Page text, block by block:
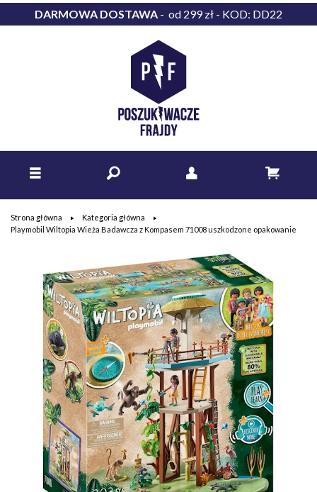
DARMOWA DOSTAWA - od 299 zł - KOD: DD22
Strona główna
Kategoria główna
Playmobil Wiltopia Wieża Badawcza z Kompasem 71008 uszkodzone opakowanie